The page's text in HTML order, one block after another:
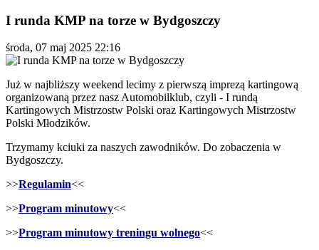
I runda KMP na torze w Bydgoszczy
środa, 07 maj 2025 22:16
Już w najbliższy weekend lecimy z pierwszą imprezą kartingową
organizowaną przez nasz Automobilklub, czyli - I rundą
Kartingowych Mistrzostw Polski oraz Kartingowych Mistrzostw
Polski Młodzików.
Trzymamy kciuki za naszych zawodników. Do zobaczenia w
Bydgoszczy.
>>Regulamin<<
>>Program minutowy<<
>>Program minutowy treningu wolnego<<